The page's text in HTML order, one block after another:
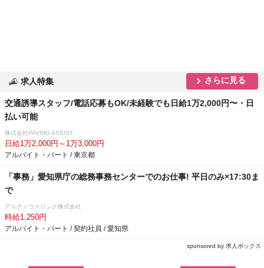
求人特集 さらに見る
交通誘導スタッフ/電話応募もOK/未経験でも日給1万2,000円〜・日
払い可能
株式会社PAVING ASSIST
日給1万2,000円～1万3,000円
アルバイト・パート / 東京都
「事務」愛知県庁の総務事務センターでのお仕事! 平日のみ×17:30ま
で
アルティウスリンク株式会社
時給1,250円
アルバイト・パート / 契約社員 / 愛知県
sponsored by 求人ボックス